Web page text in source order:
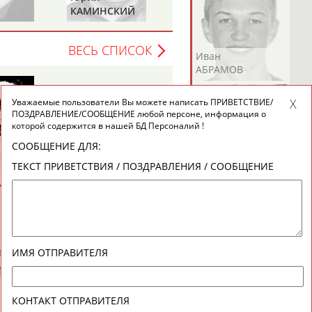
Валерий
Иван
АБРАМОВ
АБРАМОВА
Ирина
АБРАМОВА
АБРАМОВА
Иракли
АБРАМЯН
Осеп
АБРАМЯН
АБРАРОВ
КАМИНСКИЙ
ШАЙДУКО
ВЕСЬ СПИСОК
Уважаемые пользователи Вы можете написать ПРИВЕТСТВИЕ/
ПОЗДРАВЛЕНИЕ/СООБЩЕНИЕ любой персоне, информация о
которой содержится в нашей БД Персоналий !
СООБЩЕНИЕ ДЛЯ:
ТЕКСТ ПРИВЕТСТВИЯ / ПОЗДРАВЛЕНИЯ / СООБЩЕНИЕ
ИМЯ ОТПРАВИТЕЛЯ
КОНТАКТ ОТПРАВИТЕЛЯ